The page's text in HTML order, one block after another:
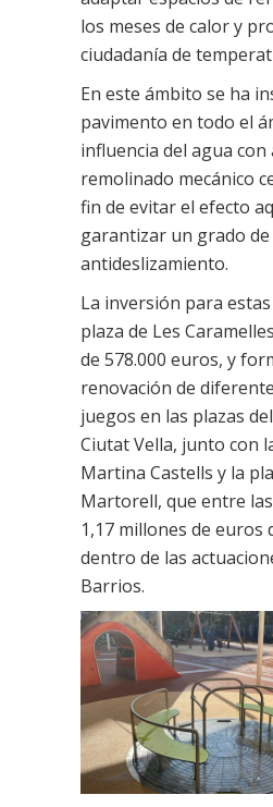
los meses de calor y
ciudadanía de
En este ámbito se ha
pavimento en todo el
influencia del agua con
remolinado mecánico
fin de evitar el efecto
garantizar un grado de
antideslizamiento.
La inversión para
plaza de Les
de 578.000 euros, y
renovación de
juegos en las plazas
Ciutat Vella, junto con
Martina Castells y la
Martorell, que entre
1,17 millones de euros
dentro de las
Barrios.